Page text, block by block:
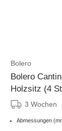
Bolero
Bolero
Holzsitz (4
3 Wochen
Abmessungen